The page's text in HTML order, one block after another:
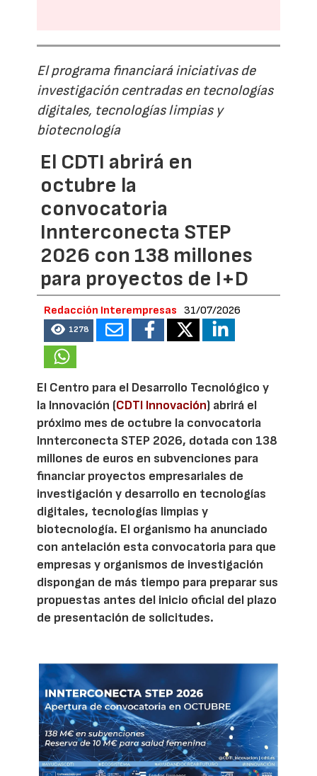
El programa financiará iniciativas de
investigación centradas en tecnologías
digitales, tecnologías limpias y
biotecnología
El CDTI abrirá en
octubre la
convocatoria
Innterconecta STEP
2026 con 138 millones
para proyectos de I+D
Redacción Interempresas 31/07/2026
1278
El Centro para el Desarrollo Tecnológico y
la Innovación (CDTI Innovación) abrirá el
próximo mes de octubre la convocatoria
Innterconecta STEP 2026, dotada con 138
millones de euros en subvenciones para
financiar proyectos empresariales de
investigación y desarrollo en tecnologías
digitales, tecnologías limpias y
biotecnología. El organismo ha anunciado
con antelación esta convocatoria para que
empresas y organismos de investigación
dispongan de más tiempo para preparar sus
propuestas antes del inicio oficial del plazo
de presentación de solicitudes.